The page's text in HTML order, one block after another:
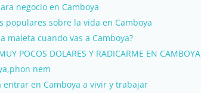
negocio en Camboya
populares sobre la vida en Camboya
maleta cuando vas a Camboya?
POCOS DOLARES Y RADICARME EN CAMBOYA
nem
entrar en Camboya a vivir y trabajar